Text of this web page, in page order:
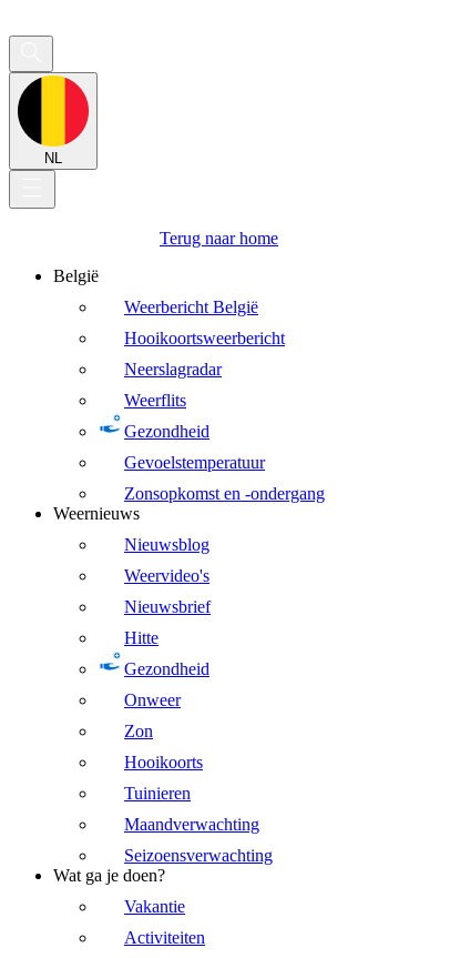
NL
Terug naar home
België
Weerbericht België
Hooikoortsweerbericht
Neerslagradar
Weerflits
Gezondheid
Gevoelstemperatuur
Zonsopkomst en -ondergang
Weernieuws
Nieuwsblog
Weervideo's
Nieuwsbrief
Hitte
Gezondheid
Onweer
Zon
Hooikoorts
Tuinieren
Maandverwachting
Seizoensverwachting
Wat ga je doen?
Vakantie
Activiteiten